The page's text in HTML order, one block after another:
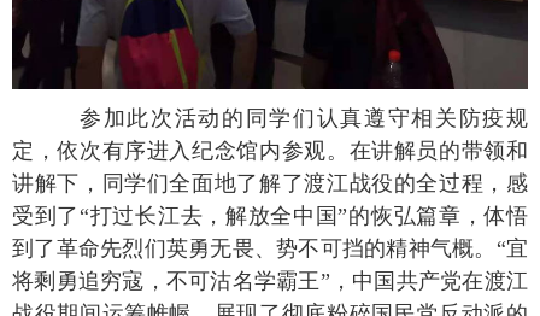
参加此次活动的同学们认真遵守相关防疫规
定，依次有序进入纪念馆内参观。在讲解员的带领和
讲解下，同学们全面地了解了渡江战役的全过程，感
受到了“打过长江去，解放全中国”的恢弘篇章，体悟
到了革命先烈们英勇无畏、势不可挡的精神气概。“宜
将剩勇追穷寇，不可沽名学霸王”，中国共产党在渡江